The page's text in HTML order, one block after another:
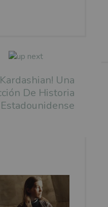
Una
De Historia
Estadounidense